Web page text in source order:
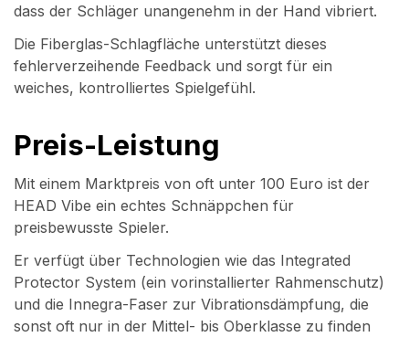
dass der Schläger unangenehm in der Hand vibriert.
Die Fiberglas-Schlagfläche unterstützt dieses
fehlerverzeihende Feedback und sorgt für ein
weiches, kontrolliertes Spielgefühl.
Preis-Leistung
Mit einem Marktpreis von oft unter 100 Euro ist der
HEAD Vibe ein echtes Schnäppchen für
preisbewusste Spieler.
Er verfügt über Technologien wie das Integrated
Protector System (ein vorinstallierter Rahmenschutz)
und die Innegra-Faser zur Vibrationsdämpfung, die
sonst oft nur in der Mittel- bis Oberklasse zu finden